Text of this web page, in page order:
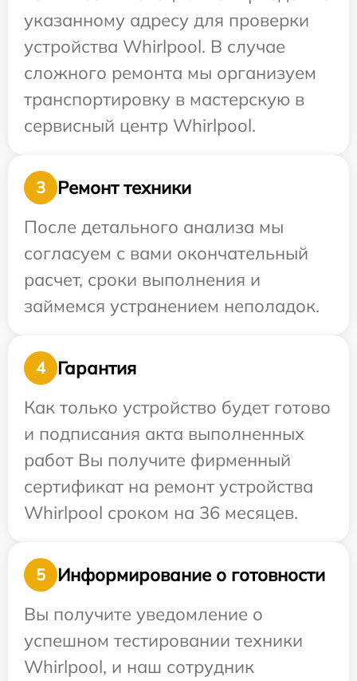
указанному адресу для проверки
устройства Whirlpool. В случае
сложного ремонта мы организуем
транспортировку в мастерскую в
сервисный центр Whirlpool.
3
Ремонт техники
После детального анализа мы
согласуем с вами окончательный
расчет, сроки выполнения и
займемся устранением неполадок.
4
Гарантия
Как только устройство будет готово
и подписания акта выполненных
работ Вы получите фирменный
сертификат на ремонт устройства
Whirlpool сроком на 36 месяцев.
5
Информирование о готовности
Вы получите уведомление о
успешном тестировании техники
Whirlpool, и наш сотрудник